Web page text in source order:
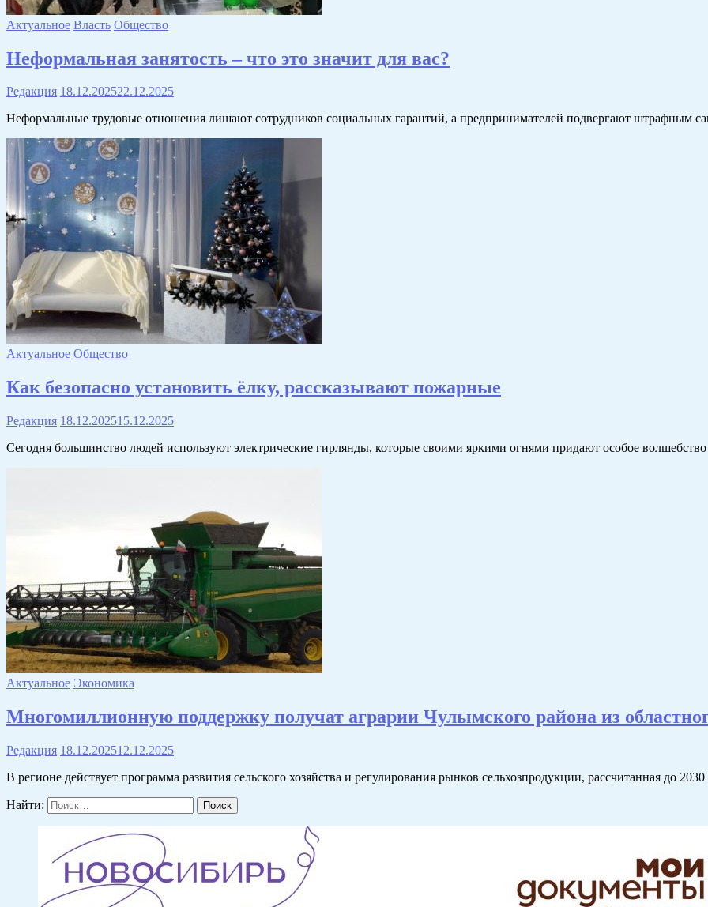
Актуальное Власть Общество
Неформальная занятость – что это значит для вас?
Редакция 18.12.202522.12.2025
Неформальные трудовые отношения лишают сотрудников социальных гарантий, а предпринимателей подвергают штрафным
Актуальное Общество
Как безопасно установить ёлку, рассказывают пожарные
Редакция 18.12.202515.12.2025
Сегодня большинство людей используют электрические гирлянды, которые своими яркими огнями придают особое
Актуальное Экономика
Многомиллионную поддержку получат аграрии Чулымского района из
Редакция 18.12.202512.12.2025
В регионе действует программа развития сельского хозяйства и регулирования рынков сельхозпродукции, рассчитанная до 2030
Найти: